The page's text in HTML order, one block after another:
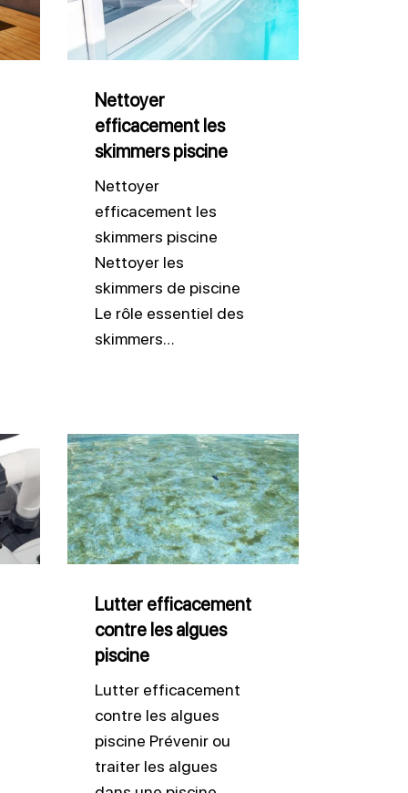
les
skimmers
piscine
Nettoyer
efficacement les
skimmers piscine
Nettoyer
efficacement les
skimmers piscine
Nettoyer les
skimmers de piscine
Le rôle essentiel des
skimmers…
Lutter
efficacement
contre
les
algues
piscineLutter efficacement
contre les algues
piscine
Lutter efficacement
contre les algues
piscine Prévenir ou
traiter les algues